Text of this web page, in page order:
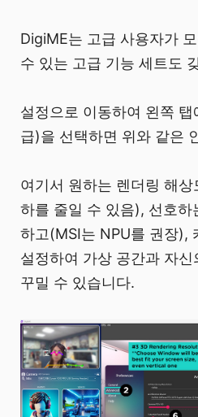
DigiME는 고급 사용자가
수 있는 고급 기능 세트도
설정으로 이동하여 왼쪽
급)을 선택하면 위와 같은
여기서 원하는 렌더링 해
하를 줄일 수 있음), 선호하
하고(MSI는 NPU를 권장),
설정하여 가상 공간과 자
꾸밀 수 있습니다.